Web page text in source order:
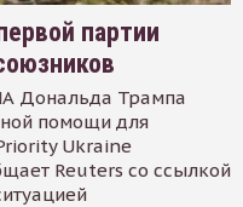
партии
Дональда Трампа
помощи для
Ukraine
Reuters со ссылкой